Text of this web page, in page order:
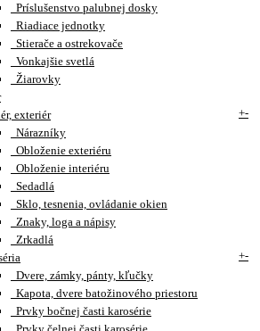
Príslušenstvo palubnej dosky
Riadiace jednotky
Stierače a ostrekovače
Vonkajšie svetlá
Žiarovky
exteriér
+-
Nárazníky
Obloženie exteriéru
Obloženie interiéru
Sedadlá
Sklo, tesnenia, ovládanie okien
Znaky, loga a nápisy
Zrkadlá
+-
Dvere, zámky, pánty, kľučky
Kapota, dvere batožinového priestoru
Prvky bočnej časti karosérie